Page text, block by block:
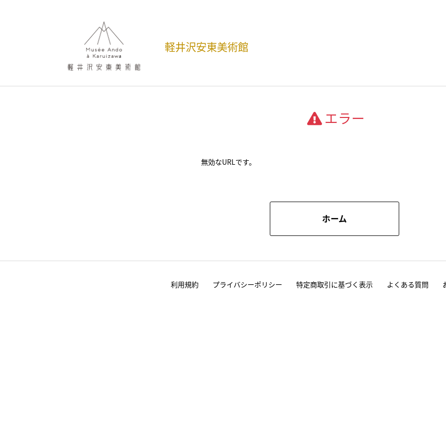
軽井沢安東美術館
エラー
無効なURLです。
ホーム
利用規約 プライバシーポリシー 特定商取引に基づく表示 よくある質問